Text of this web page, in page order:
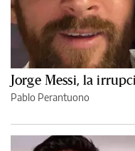
Jorge Messi, la
Pablo Perantuono